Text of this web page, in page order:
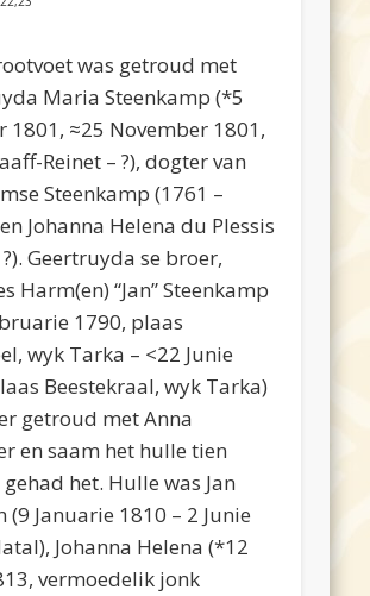
was getroud met
Maria Steenkamp (*5
1801, ≈25 November 1801,
Reinet – ?), dogter van
Steenkamp (1761 –
Johanna Helena du Plessis
Geertruyda se broer,
Harm(en) “Jan” Steenkamp
1790, plaas
wyk Tarka – <22 Junie
Beestekraal, wyk Tarka)
getroud met Anna
en saam het hulle tien
het. Hulle was Jan
(9 Januarie 1810 – 2 Junie
Johanna Helena (*12
vermoedelik jonk